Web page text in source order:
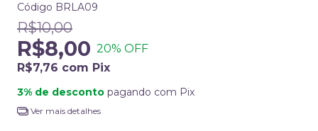
Código BRLA09
R$10,00
R$8,00 20% OFF
R$7,76 com Pix
3% de desconto pagando com Pix
Ver mais detalhes